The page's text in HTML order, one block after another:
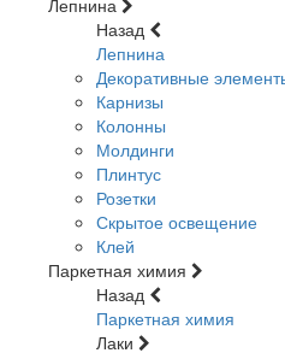
Лепнина
Назад
Лепнина
Декоративные
Карнизы
Колонны
Молдинги
Плинтус
Розетки
Скрытое освещение
Клей
Паркетная химия
Назад
Паркетная химия
Лаки